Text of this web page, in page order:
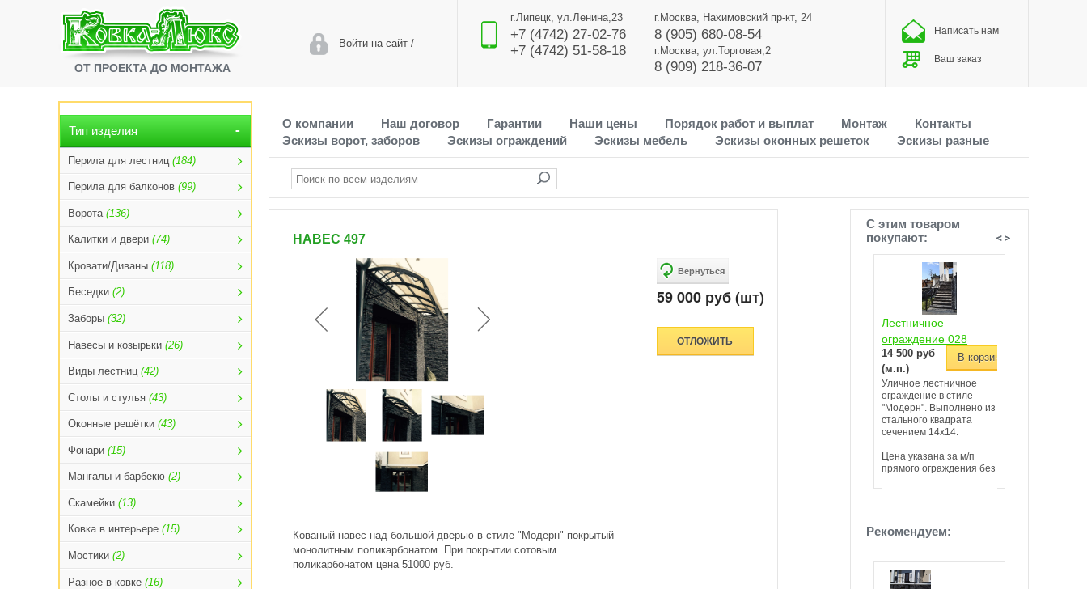
ОТ ПРОЕКТА ДО МОНТАЖА
Войти на сайт/
г.Липецк, ул.Ленина,23
+7 (4742) 27-02-76
+7 (4742) 51-58-18
г.Москва, Нахимовский пр-кт, 24
8 (905) 680-08-54
г.Москва, ул.Торговая,2
8 (909) 218-36-07
Написать нам
Ваш заказ
Тип изделия
Перила для лестниц (184)
Перила для балконов (99)
Ворота (136)
Калитки и двери (74)
Кровати/Диваны (118)
Беседки (2)
Заборы (32)
Навесы и козырьки (26)
Виды лестниц (42)
Столы и стулья (43)
Оконные решётки (43)
Фонари (15)
Мангалы и барбекю (2)
Скамейки (13)
Ковка в интерьере (15)
Мостики (2)
Разное в ковке (16)
О компании Наш договор Гарантии Наши цены Порядок работ и выплат Монтаж
Контакты
Эскизы ворот, заборов
Эскизы ограждений Эскизы мебель Эскизы оконных решеток Эскизы разные
НАВЕС 497
59 000 руб (шт)
ОТЛОЖИТЬ
Кованый навес над большой дверью в стиле "Модерн" покрытый
монолитным поликарбонатом. При покрытии сотовым
поликарбонатом цена 51000 руб.
С этим товаром
покупают:
Лестничное
ограждение 028
14 500 руб
(м.п.)
В корзину
Уличное лестничное
ограждение в стиле
"Модерн". Выполнено из
стального квадрата
сечением 14х14.
Цена указана за м/п
прямого ограждения без
декоративной патины.
Рекомендуем: